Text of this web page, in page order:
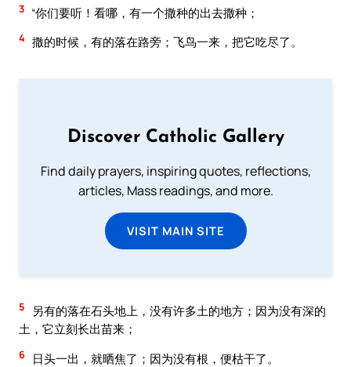
3 “你们要听！看哪，有一个撒种的出去撒种；
4 撒的时候，有的落在路旁；飞鸟一来，把它吃尽了。
Discover Catholic Gallery
Find daily prayers, inspiring quotes, reflections,
articles, Mass readings, and more.
VISIT MAIN SITE
5
另有的落在石头地上，没有许多土的地方；因为没有深的
土，它立刻长出苗来；
6 日头一出，就晒焦了；因为没有根，便枯干了。